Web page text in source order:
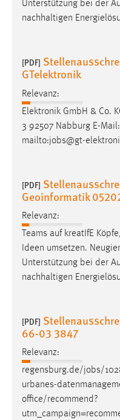
Unterstützung bei der
nachhaltigen
[PDF]
GTelektronik
Relevanz:
Elektronik GmbH & Co.
3 92507 Nabburg E-Mail:
mailto:jobs@gt-
[PDF]
Geoinformatik
Relevanz:
Teams auf kreatIfE
Ideen umsetzen.
Unterstützung bei der
nachhaltigen
[PDF]
66-03 3847
Relevanz:
regensburg.de/jobs/
urbanes-
office/recommend?